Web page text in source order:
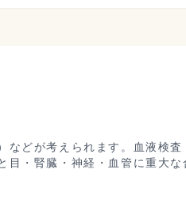
などが考えられます。血液検
・腎臓・神経・血管に重大